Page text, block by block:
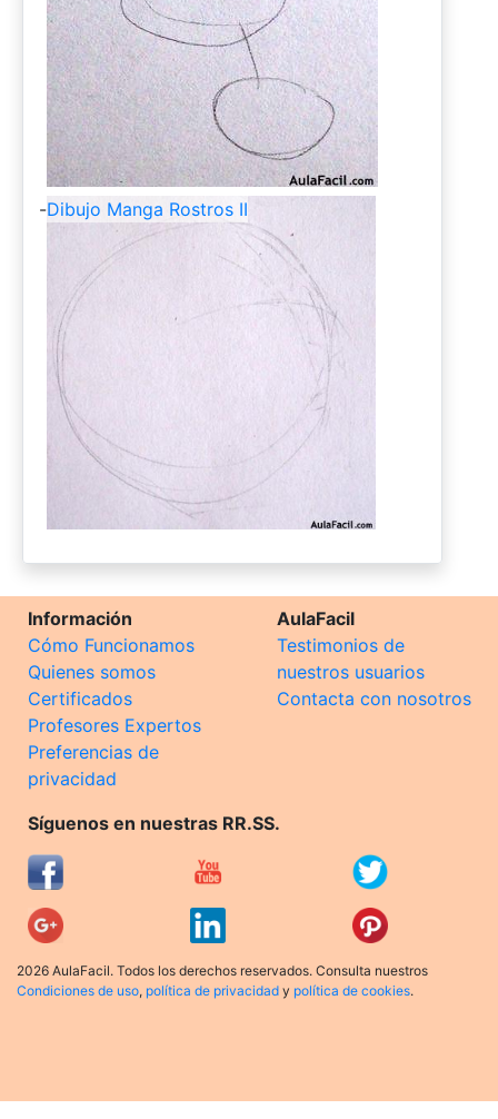
-Dibujo Manga Rostros II
Información
Cómo Funcionamos
Quienes somos
Certificados
Profesores Expertos
Preferencias de
privacidad
AulaFacil
Testimonios de
nuestros usuarios
Contacta con nosotros
Síguenos en nuestras RR.SS.
2026 AulaFacil. Todos los derechos reservados. Consulta nuestros
Condiciones de uso, política de privacidad y política de cookies.